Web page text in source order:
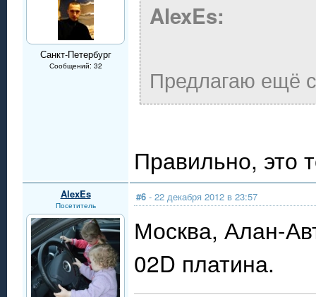
Санкт-Петербург
Сообщений: 32
AlexEs:
Предлагаю ещё
Правильно, это
AlexEs
Посетитель
#6 - 22 декабря 2012 в 23:57
Москва, Алан-
02D платина.